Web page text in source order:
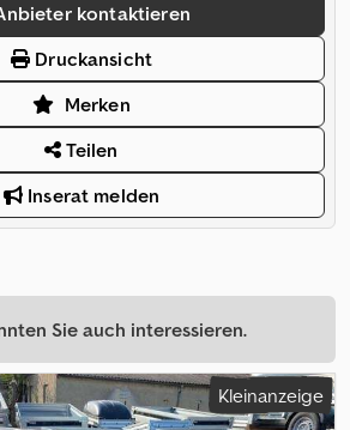
kontaktieren
Druckansicht
Merken
Teilen
Inserat melden
Sie auch interessieren.
Kleinanzeige